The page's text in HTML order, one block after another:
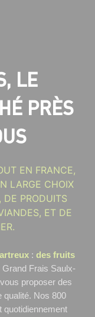
LE
PRÈS
EN FRANCE,
LARGE CHOIX
DE PRODUITS
ET DE
: des fruits
Grand Frais Saulx-
proposer des
qualité. Nos 800
quotidiennement